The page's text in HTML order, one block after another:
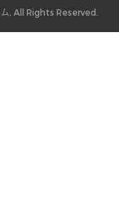
, All Rights Reserved.